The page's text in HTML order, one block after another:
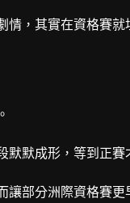
情，其實在資格賽
默成形，等到正賽
讓部分洲際資格賽